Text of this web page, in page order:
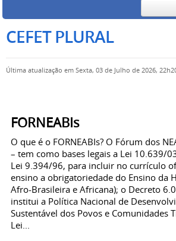
CEFET PLURAL
Última atualização em Sexta, 03 de Julho de 2026,
FORNEABIs
O que é o FORNEABIs? O Fórum dos
– tem como bases legais a Lei 10.639/
Lei 9.394/96, para incluir no currículo
ensino a obrigatoriedade do Ensino da
Afro-Brasileira e Africana); o Decreto
institui a Política Nacional de
Sustentável dos Povos e Comunidades
Lei...